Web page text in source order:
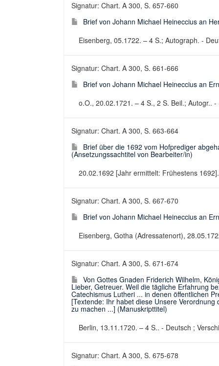
Signatur: Chart. A 300, S. 657-660
Brief von Johann Michael Heineccius an
Eisenberg, 05.1722. – 4 S.; Autograph. -
Signatur: Chart. A 300, S. 661-666
Brief von Johann Michael Heineccius an
o.O., 20.02.1721. – 4 S., 2 S. Beil.; Autogr..
Signatur: Chart. A 300, S. 663-664
Brief über die 1692 vom Hofprediger
(Ansetzungssachtitel von Bearbeiter/in)
20.02.1692 [Jahr ermittelt: Frühestens
Signatur: Chart. A 300, S. 667-670
Brief von Johann Michael Heineccius an
Eisenberg, Gotha (Adressatenort),
Signatur: Chart. A 300, S. 671-674
Von Gottes Gnaden Friderich Wilhelm,
Lieber, Getreuer. Weil die tägliche Erfahrung
Catechismus Lutheri ... in denen öffentlichen
[Textende: Ihr habet diese Unsere
zu machen ...] (Manuskripttitel)
Berlin, 13.11.1720. – 4 S.. - Deutsch ;
Signatur: Chart. A 300, S. 675-678